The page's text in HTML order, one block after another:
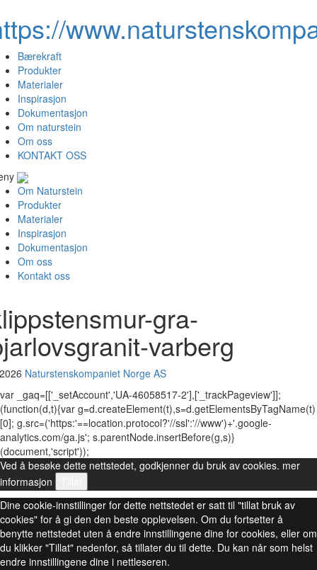
Bærekraft
Produkter
Materialer
Inspirasjon
Dokumentasjon
Om naturstein
Om oss
KONTAKT OSS
Om Naturstein
Produkter
Materialer
Inspirasjon
Dokumentasjon
Om oss
Kontakt oss
gra-
varberg
Naturstenskompaniet Norge AS
var _gaq=[['_setAccount','UA-46058517-2'],['_trackPageview']];
(function(d,t){var g=d.createElement(t),s=d.getElementsByTagName(t)
[0]; g.src=('https:'==location.protocol?'//ssl':'//www')+'.google-
analytics.com/ga.js'; s.parentNode.insertBefore(g,s)}
(document,'script'));
Ved å besøke dette nettstedet, godkjenner du bruk av cookies. mer
informasjon
Dine cookie-innstillinger for dette nettstedet er satt til "tillat bruk av
cookies" for å gi den den beste opplevelsen. Om du fortsetter å
benytte nettstedet uten å endre innstillingene dine for cookies, eller om
du klikker "Tillat" nedenfor, så tillater du til dette. Du kan når som helst
endre innstillingene dine i nettleseren.